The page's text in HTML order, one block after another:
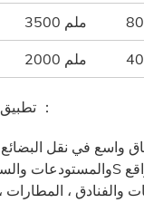
3500 ملم
2000 ملم
تطبيق رافعة مقصية كهربائية شديدة التحمل ：
واسع في نقل
والفنادق ،